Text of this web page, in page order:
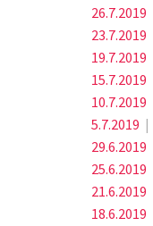
26.7.2019
23.7.2019
19.7.2019
15.7.2019
10.7.2019
5.7.2019 |
29.6.2019
25.6.2019
21.6.2019
18.6.2019